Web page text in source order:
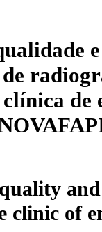
de
clinic of